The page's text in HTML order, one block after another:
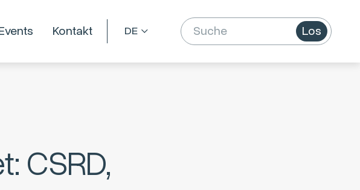
Kontakt Los
CSRD,